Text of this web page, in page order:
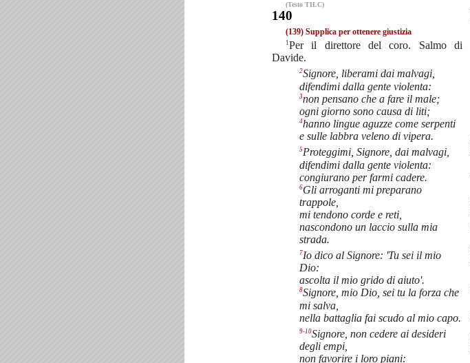
(Testo TILC)
140
(139) Supplica per ottenere giustizia
1Per il direttore del coro. Salmo di
Davide.
2Signore, liberami dai malvagi,
difendimi dalla gente violenta:
3non pensano che a fare il male;
ogni giorno sono causa di liti;
4hanno lingue aguzze come serpenti
e sulle labbra veleno di vipera.
5Proteggimi, Signore, dai malvagi,
difendimi dalla gente violenta:
congiurano per farmi cadere.
6Gli arroganti mi preparano
trappole,
mi tendono corde e reti,
nascondono un laccio sulla mia
strada.
7Io dico al Signore: 'Tu sei il mio
Dio:
ascolta il mio grido di aiuto'.
8Signore, mio Dio, sei tu la forza che
mi salva,
nella battaglia fai scudo al mio capo.
9-10Signore, non cedere ai desideri
degli empi,
non favorire i loro piani: